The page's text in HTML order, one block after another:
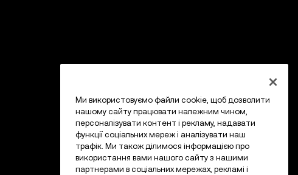
Ми використовуємо файли cookie, щоб дозволити
нашому сайту працювати належним чином,
персоналізувати контент і рекламу, надавати
функції соціальних мереж і аналізувати наш
трафік. Ми також ділимося інформацією про
використання вами нашого сайту з нашими
партнерами в соціальних мережах, рекламі і